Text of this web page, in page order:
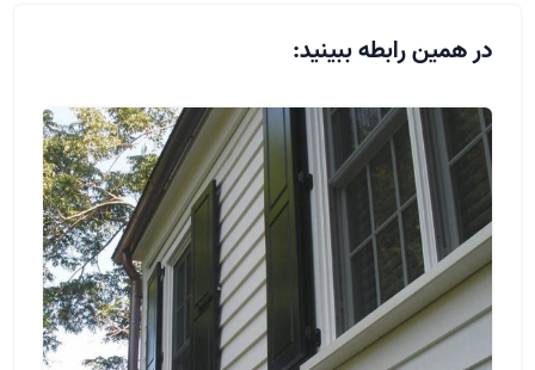
در همین رابطه ببینید: